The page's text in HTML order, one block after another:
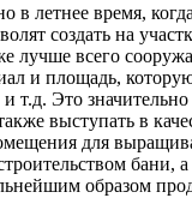
в летнее время,
создать на
всего
и площадь, которую
Это значительно
выступать в
для
бани,
образом